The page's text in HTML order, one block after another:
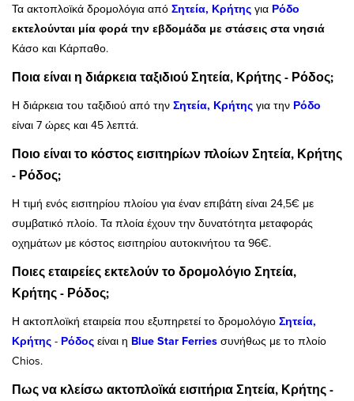
Τα ακτοπλοϊκά δρομολόγια από Σητεία, Κρήτης για Ρόδο
εκτελούνται μία φορά την εβδομάδα με στάσεις στα νησιά
Κάσο και Κάρπαθο.
Ποια είναι η διάρκεια ταξιδιού Σητεία, Κρήτης - Ρόδος;
Η διάρκεια του ταξιδιού από την Σητεία, Κρήτης για την Ρόδο
είναι 7 ώρες και 45 λεπτά.
Ποιο είναι το κόστος εισιτηρίων πλοίων Σητεία, Κρήτης
- Ρόδος;
Η τιμή ενός εισιτηρίου πλοίου για έναν επιβάτη είναι 24,5€ με
συμβατικό πλοίο. Τα πλοία έχουν την δυνατότητα μεταφοράς
οχημάτων με κόστος εισιτηρίου αυτοκινήτου τα 96€.
Ποιες εταιρείες εκτελούν το δρομολόγιο Σητεία,
Κρήτης - Ρόδος;
Η ακτοπλοϊκή εταιρεία που εξυπηρετεί το δρομολόγιο Σητεία,
Κρήτης - Ρόδος είναι η Blue Star Ferries συνήθως με το πλοίο
Chios.
Πως να κλείσω ακτοπλοϊκά εισιτήρια Σητεία, Κρήτης -